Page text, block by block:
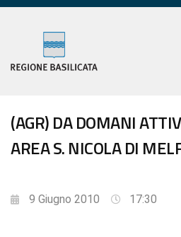
(AGR) DA DOMANI
AREA S. NICOLA DI
9 Giugno 2010 17:30